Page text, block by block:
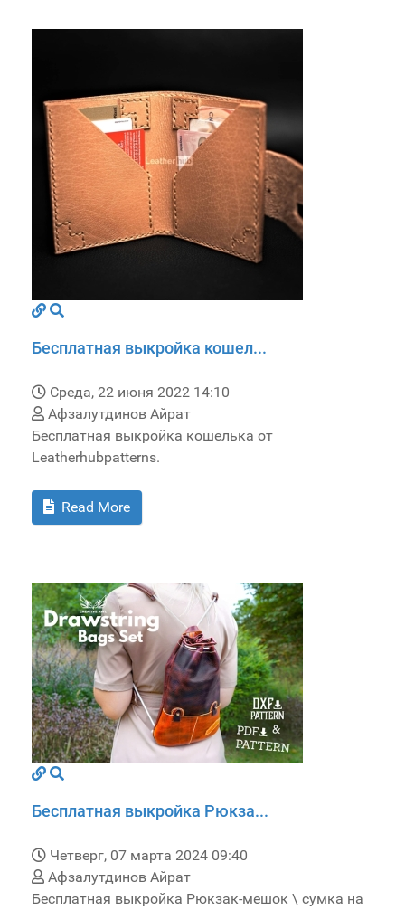
Бесплатная выкройка кошел...
Среда, 22 июня 2022 14:10
Афзалутдинов Айрат
Бесплатная выкройка кошелька от
Leatherhubpatterns.
Read More
Бесплатная выкройка Рюкза...
Четверг, 07 марта 2024 09:40
Афзалутдинов Айрат
Бесплатная выкройка Рюкзак-мешок \ сумка на